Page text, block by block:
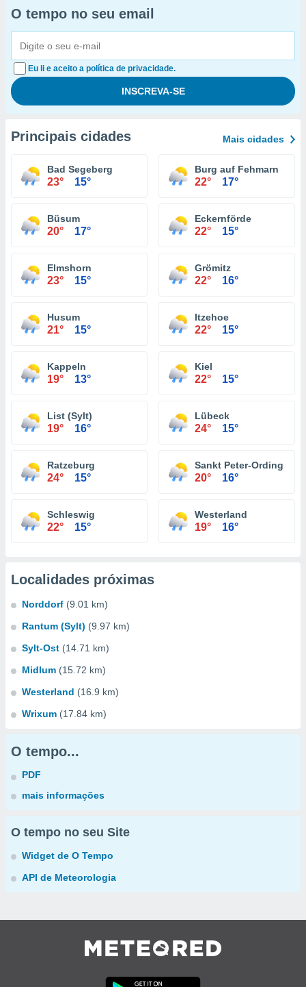
O tempo no seu email
Eu li e aceito a política de privacidade.
Principais cidades Mais cidades
Bad Segeberg
23° 15°
Burg auf Fehmarn
22° 17°
Büsum
20° 17°
Eckernförde
22° 15°
Elmshorn
23° 15°
Grömitz
22° 16°
Husum
21° 15°
Itzehoe
22° 15°
Kappeln
19° 13°
Kiel
22° 15°
List (Sylt)
19° 16°
Lübeck
24° 15°
Ratzeburg
24° 15°
Sankt Peter-Ording
20° 16°
Schleswig
22° 15°
Westerland
19° 16°
Localidades próximas
Norddorf (9.01 km)
Rantum (Sylt) (9.97 km)
Sylt-Ost (14.71 km)
Midlum (15.72 km)
Westerland (16.9 km)
Wrixum (17.84 km)
O tempo...
PDF
mais informações
O tempo no seu Site
Widget de O Tempo
API de Meteorologia